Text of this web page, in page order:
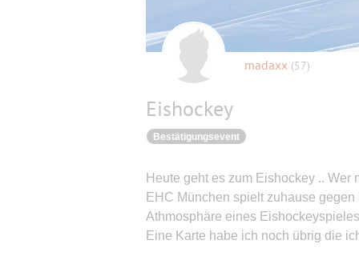
madaxx (57)
Eishockey
Bestätigungsevent
Heute geht es zum Eishockey .. Wer
EHC München spielt zuhause
Athmosphäre eines
Eine Karte habe ich noch übrig die